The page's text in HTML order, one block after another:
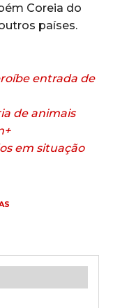
Coreia do
países.
entrada de
de animais
em situação